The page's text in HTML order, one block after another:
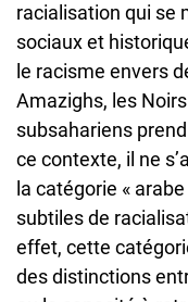
racialisation qui se
sociaux et
le racisme envers
Amazighs, les
subsahariens
ce contexte, il ne
la catégorie «
subtiles de
effet, cette
des distinctions